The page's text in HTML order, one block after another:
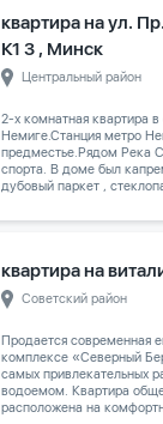
квартира на ул.
К1 3 , Минск
Центральный район
2-х комнатная квартира
Немиге.Станция метро
предместье.Рядом Река
спорта. В доме был
дубовый паркет ,
квартира на
Советский район
Продается современная
комплексе «Северный
самых привлекательных
водоемом. Квартира
расположена на